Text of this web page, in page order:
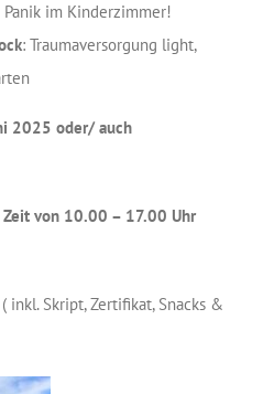
im Kinderzimmer!
: Traumaversorgung light,
2025 oder/ auch
Zeit von 10.00 – 17.00 Uhr
( inkl. Skript, Zertifikat, Snacks &